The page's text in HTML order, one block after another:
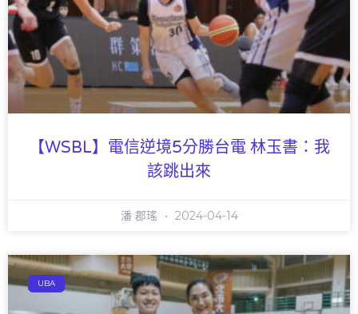
【WSBL】電信逆境5分勝台電 林玉書：我
該跳出來
潘 郡瑤 2024-04-14
UBA